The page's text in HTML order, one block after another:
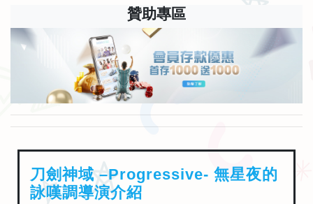
贊助專區
刀劍神域 –Progressive- 無星夜的
詠嘆調導演介紹